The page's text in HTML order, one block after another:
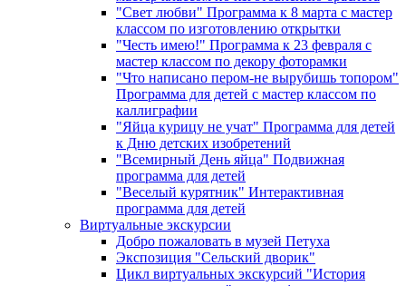
"Свет любви" Программа к 8 марта с мастер
классом по изготовлению открытки
"Честь имею!" Программа к 23 февраля с
мастер классом по декору фоторамки
"Что написано пером-не вырубишь топором"
Программа для детей с мастер классом по
каллиграфии
"Яйца курицу не учат" Программа для детей
к Дню детских изобретений
"Всемирный День яйца" Подвижная
программа для детей
"Веселый курятник" Интерактивная
программа для детей
Виртуальные экскурсии
Добро пожаловать в музей Петуха
Экспозиция "Сельский дворик"
Цикл виртуальных экскурсий "История